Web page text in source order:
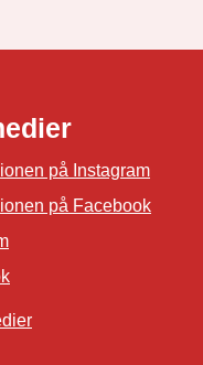
på Instagram
på Facebook